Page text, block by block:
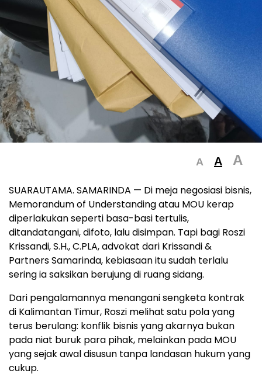
A A A
SUARAUTAMA. SAMARINDA — Di meja negosiasi bisnis,
Memorandum of Understanding atau MOU kerap
diperlakukan seperti basa-basi tertulis,
ditandatangani, difoto, lalu disimpan. Tapi bagi Roszi
Krissandi, S.H., C.PLA, advokat dari Krissandi &
Partners Samarinda, kebiasaan itu sudah terlalu
sering ia saksikan berujung di ruang sidang.
Dari pengalamannya menangani sengketa kontrak
di Kalimantan Timur, Roszi melihat satu pola yang
terus berulang: konflik bisnis yang akarnya bukan
pada niat buruk para pihak, melainkan pada MOU
yang sejak awal disusun tanpa landasan hukum yang
cukup.